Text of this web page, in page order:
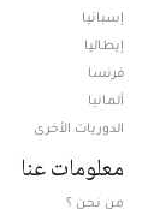
إسبانيا
إيطاليا
فرنسا
ألمانيا
الدوريات الأخرى
معلومات عنا
من نحن ؟